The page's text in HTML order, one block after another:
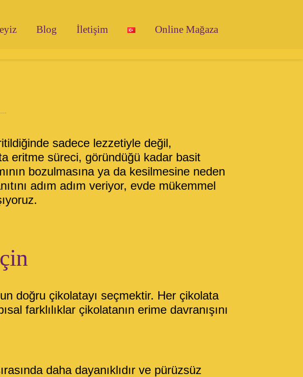
Blog İletişim Online Mağaza
sadece lezzetiyle değil,
eritme süreci, göründüğü kadar basit
bozulmasına ya da kesilmesine neden
adım adım veriyor, evde mükemmel
doğru çikolatayı seçmektir. Her çikolata
farklılıklar çikolatanın erime davranışını
daha dayanıklıdır ve pürüzsüz